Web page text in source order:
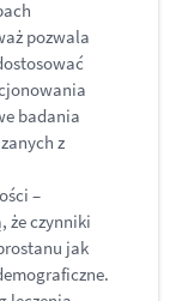
pozwala
badania
z
–
że czynniki
jak